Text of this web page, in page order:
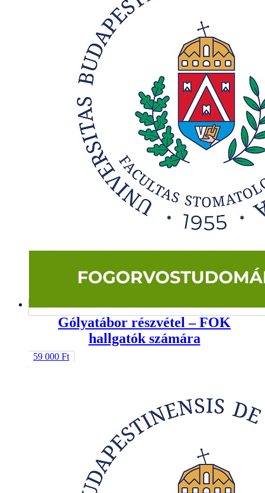
Gólyatábor részvétel – FOK
hallgatók számára
59 000 Ft